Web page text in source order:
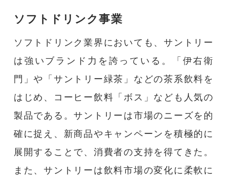
ソフトドリンク事業
ソフトドリンク業界においても、サントリー
は強いブランド力を誇っている。「伊右衛
門」や「サントリー緑茶」などの茶系飲料を
はじめ、コーヒー飲料「ボス」なども人気の
製品である。サントリーは市場のニーズを的
確に捉え、新商品やキャンペーンを積極的に
展開することで、消費者の支持を得てきた。
また、サントリーは飲料市場の変化に柔軟に